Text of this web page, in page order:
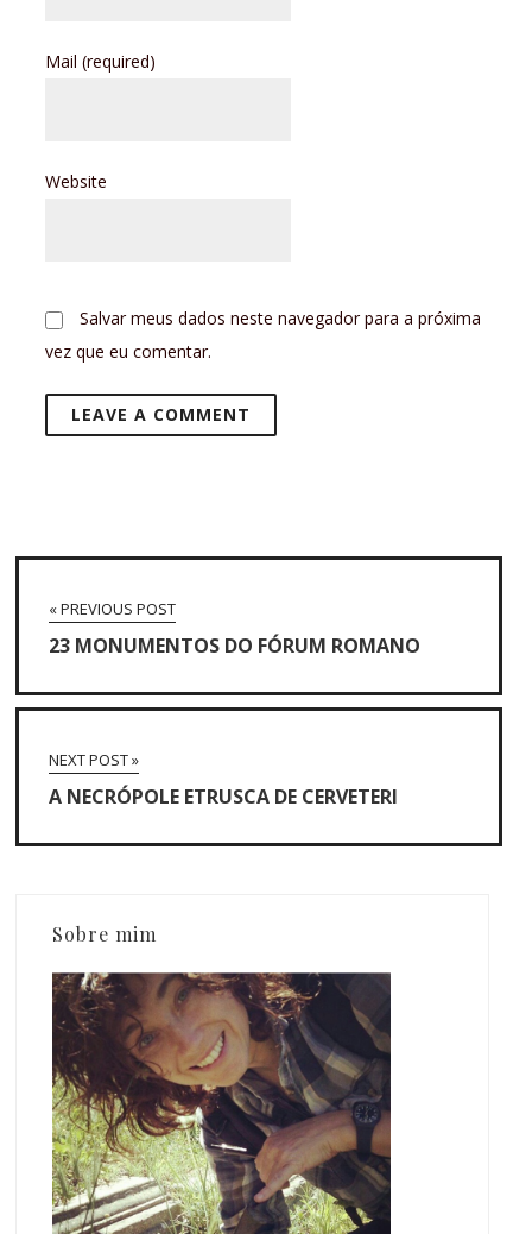
Mail(required)
Website
Salvar meus dados neste navegador para a próxima
vez que eu comentar.
« PREVIOUS POST
23 MONUMENTOS DO FÓRUM ROMANO
NEXT POST »
A NECRÓPOLE ETRUSCA DE CERVETERI
Sobre mim